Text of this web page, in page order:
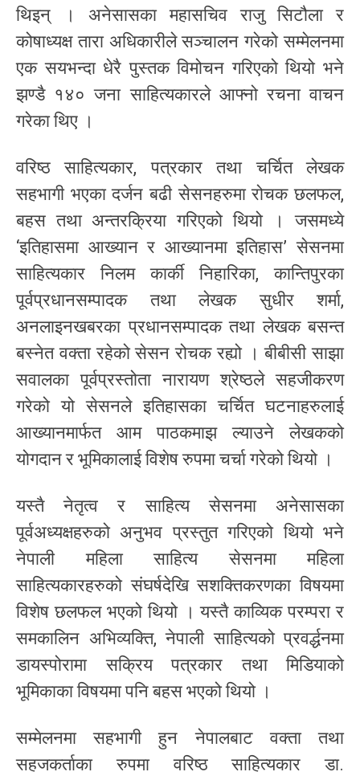
थिइन् । अनेसासका महासचिव राजु सिटौला र
कोषाध्यक्ष तारा अधिकारीले सञ्चालन गरेको सम्मेलनमा
एक सयभन्दा धेरै पुस्तक विमोचन गरिएको थियो भने
झण्डै १४० जना साहित्यकारले आफ्नो रचना वाचन
गरेका थिए ।
वरिष्ठ साहित्यकार, पत्रकार तथा चर्चित लेखक
सहभागी भएका दर्जन बढी सेसनहरुमा रोचक छलफल,
बहस तथा अन्तरक्रिया गरिएको थियो । जसमध्ये
‘इतिहासमा आख्यान र आख्यानमा इतिहास’ सेसनमा
साहित्यकार निलम कार्की निहारिका, कान्तिपुरका
पूर्वप्रधानसम्पादक तथा लेखक सुधीर शर्मा,
अनलाइनखबरका प्रधानसम्पादक तथा लेखक बसन्त
बस्नेत वक्ता रहेको सेसन रोचक रह्यो । बीबीसी साझा
सवालका पूर्वप्रस्तोता नारायण श्रेष्ठले सहजीकरण
गरेको यो सेसनले इतिहासका चर्चित घटनाहरुलाई
आख्यानमार्फत आम पाठकमाझ ल्याउने लेखकको
योगदान र भूमिकालाई विशेष रुपमा चर्चा गरेको थियो ।
यस्तै नेतृत्व र साहित्य सेसनमा अनेसासका
पूर्वअध्यक्षहरुको अनुभव प्रस्तुत गरिएको थियो भने
नेपाली महिला साहित्य सेसनमा महिला
साहित्यकारहरुको संघर्षदेखि सशक्तिकरणका विषयमा
विशेष छलफल भएको थियो । यस्तै काव्यिक परम्परा र
समकालिन अभिव्यक्ति, नेपाली साहित्यको प्रवर्द्धनमा
डायस्पोरामा सक्रिय पत्रकार तथा मिडियाको
भूमिकाका विषयमा पनि बहस भएको थियो ।
सम्मेलनमा सहभागी हुन नेपालबाट वक्ता तथा
सहजकर्ताका रुपमा वरिष्ठ साहित्यकार डा.